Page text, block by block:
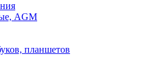
AGM
планшетов